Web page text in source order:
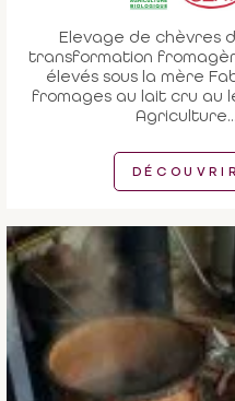
Elevage de chèvres
transformation
élevés sous la mère
fromages au lait cru au
Agriculture...
DÉCOUVRIR